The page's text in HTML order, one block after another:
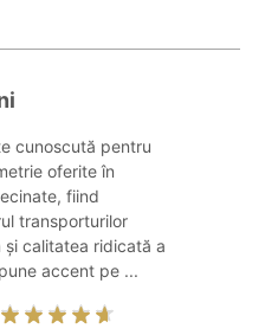
cunoscută pentru
oferite în
fiind
transporturilor
calitatea ridicată a
accent pe ...